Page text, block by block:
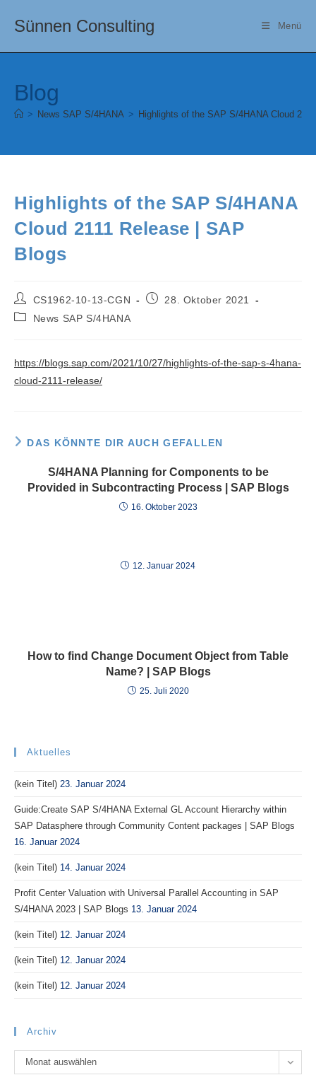
InhaltSünnen Consulting Menü
Blog
> News SAP S/4HANA > Highlights of the SAP S/4HANA Cloud
Highlights of the SAP S/4HANA
Cloud 2111 Release | SAP
Blogs
Beitrags-
Autor:
CS1962-10-13-CGN
Beitrag28. Oktober 2021
Beitrags-
News SAP S/4HANA
https://blogs.sap.com/2021/10/27/highlights-of-the-sap-s-4hana-
cloud-2111-release/
DAS KÖNNTE DIR AUCH GEFALLEN
S/4HANA Planning for Components to be
Provided in Subcontracting Process | SAP Blogs
16. Oktober 2023
12. Januar 2024
How to find Change Document Object from Table
Name? | SAP Blogs
25. Juli 2020
Aktuelles
(kein Titel) 23. Januar 2024
Guide:Create SAP S/4HANA External GL Account Hierarchy within
SAP Datasphere through Community Content packages | SAP Blogs
16. Januar 2024
(kein Titel) 14. Januar 2024
Profit Center Valuation with Universal Parallel Accounting in SAP
S/4HANA 2023 | SAP Blogs 13. Januar 2024
(kein Titel) 12. Januar 2024
(kein Titel) 12. Januar 2024
(kein Titel) 12. Januar 2024
Archiv
Archiv
Monat auswählen